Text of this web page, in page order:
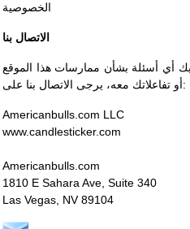
الخصوصية
الاتصال بنا
أي أسئلة بشأن ممارسات هذا الموقع
أو تفاعلاتك معه، يرجى الاتصال بنا على:
Americanbulls.com LLC
www.candlesticker.com
Americanbulls.com
1810 E Sahara Ave, Suite 340
Las Vegas, NV 89104